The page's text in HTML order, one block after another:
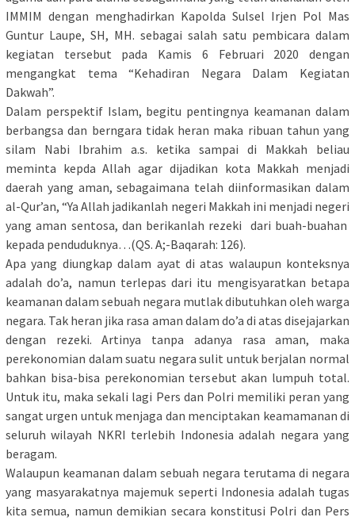
IMMIM dengan menghadirkan Kapolda Sulsel Irjen Pol Mas
Guntur Laupe, SH, MH. sebagai salah satu pembicara dalam
kegiatan tersebut pada Kamis 6 Februari 2020 dengan
mengangkat tema “Kehadiran Negara Dalam Kegiatan
Dakwah”.
Dalam perspektif Islam, begitu pentingnya keamanan dalam
berbangsa dan berngara tidak heran maka ribuan tahun yang
silam Nabi Ibrahim a.s. ketika sampai di Makkah beliau
meminta kepda Allah agar dijadikan kota Makkah menjadi
daerah yang aman, sebagaimana telah diinformasikan dalam
al-Qur’an, “Ya Allah jadikanlah negeri Makkah ini menjadi negeri
yang aman sentosa, dan berikanlah rezeki dari buah-buahan
kepada penduduknya…(QS. A;-Baqarah: 126).
Apa yang diungkap dalam ayat di atas walaupun konteksnya
adalah do’a, namun terlepas dari itu mengisyaratkan betapa
keamanan dalam sebuah negara mutlak dibutuhkan oleh warga
negara. Tak heran jika rasa aman dalam do’a di atas disejajarkan
dengan rezeki. Artinya tanpa adanya rasa aman, maka
perekonomian dalam suatu negara sulit untuk berjalan normal
bahkan bisa-bisa perekonomian tersebut akan lumpuh total.
Untuk itu, maka sekali lagi Pers dan Polri memiliki peran yang
sangat urgen untuk menjaga dan menciptakan keamamanan di
seluruh wilayah NKRI terlebih Indonesia adalah negara yang
beragam.
Walaupun keamanan dalam sebuah negara terutama di negara
yang masyarakatnya majemuk seperti Indonesia adalah tugas
kita semua, namun demikian secara konstitusi Polri dan Pers